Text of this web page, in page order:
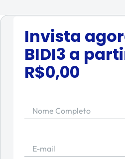
Invista
BIDI3 a
R$0,00
Nome Completo
E-mail